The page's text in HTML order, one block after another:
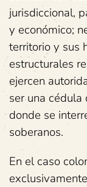
jurisdiccional,
y económico;
territorio y sus
estructurales
ejercen
ser una
donde se
soberanos.
En el caso